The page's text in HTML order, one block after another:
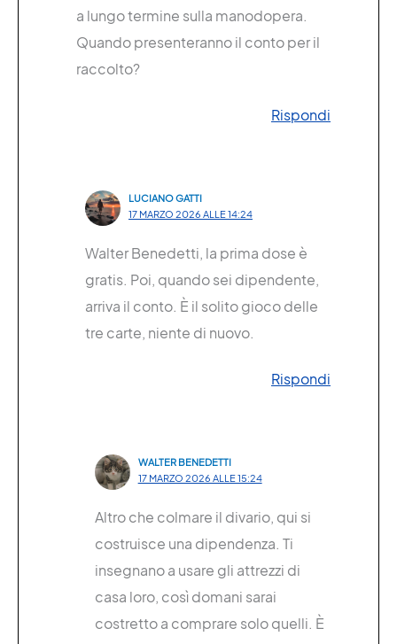
a lungo termine sulla manodopera.
Quando presenteranno il conto per il
raccolto?
Rispondi
LUCIANO GATTI
17 MARZO 2026 ALLE 14:24
Walter Benedetti, la prima dose è
gratis. Poi, quando sei dipendente,
arriva il conto. È il solito gioco delle
tre carte, niente di nuovo.
Rispondi
WALTER BENEDETTI
17 MARZO 2026 ALLE 15:24
Altro che colmare il divario, qui si
costruisce una dipendenza. Ti
insegnano a usare gli attrezzi di
casa loro, così domani sarai
costretto a comprare solo quelli. È